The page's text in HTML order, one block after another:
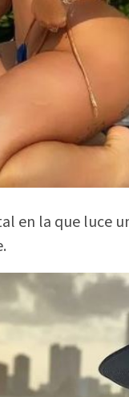
en la que luce